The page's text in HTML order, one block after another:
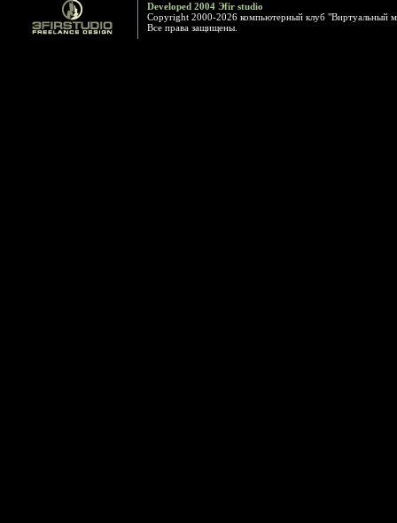
Developed 2004 Эfir studio
Copyright 2000-2026 компьютерный клуб "Виртуальный
Все права защищены.